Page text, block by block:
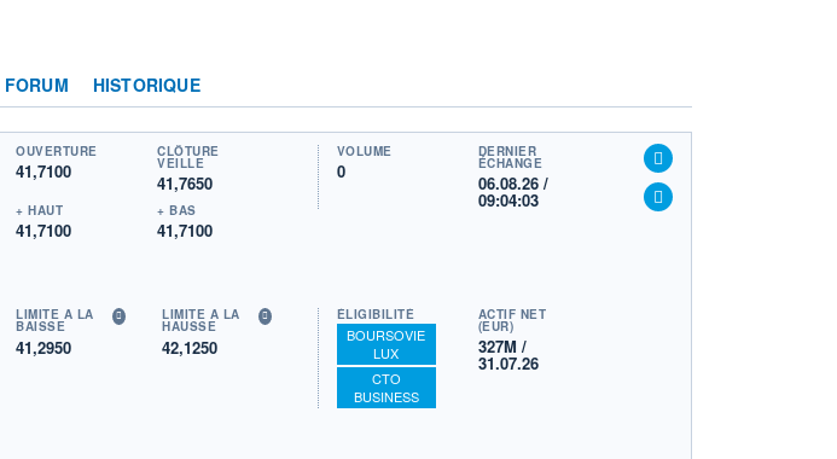
FORUM HISTORIQUE
OUVERTURE
41,7100
CLÔTURE
VEILLE
41,7650
+ HAUT
41,7100
+ BAS
41,7100
VOLUME
0
DERNIER
ÉCHANGE
06.08.26 /
09:04:03
LIMITE À LA
BAISSE
41,2950
LIMITE À LA
HAUSSE
42,1250
ÉLIGIBILITÉ
BOURSOVIE
LUX
CTO
BUSINESS
ACTIF NET
(EUR)
327M /
31.07.26